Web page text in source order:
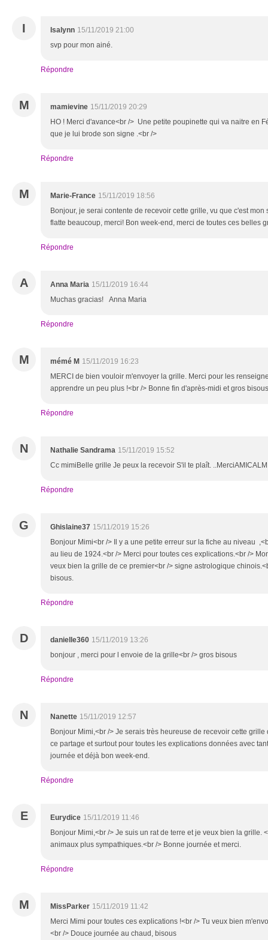
I Isalynn 15/11/2019 21:00
svp pour mon ainé.
Répondre
M mamievine 15/11/2019 20:29
HO ! Merci d'avance<br /> Une petite poupinette qui va naitre en
que je lui brode son signe .<br />
Répondre
M Marie-France 15/11/2019 18:56
Bonjour, je serai contente de recevoir cette grille, vu que c'est
flatte beaucoup, merci! Bon week-end, merci de toutes ces belles
Répondre
A Anna Maria 15/11/2019 16:44
Muchas gracias! Anna Maria
Répondre
M mémé M 15/11/2019 16:23
MERCI de bien vouloir m'envoyer la grille. Merci pour les
apprendre un peu plus !<br /> Bonne fin d'après-midi et gros bisous
Répondre
N Nathalie Sandrama 15/11/2019 15:52
Cc mimiBelle grille Je peux la recevoir S'il te plaît.
Répondre
G Ghislaine37 15/11/2019 15:26
Bonjour Mimi<br /> Il y a une petite erreur sur la fiche au niveau
au lieu de 1924.<br /> Merci pour toutes ces explications.<br />
veux bien la grille de ce premier<br /> signe astrologique
bisous.
Répondre
D danielle360 15/11/2019 13:26
bonjour , merci pour l envoie de la grille<br /> gros bisous
Répondre
N Nanette 15/11/2019 12:57
Bonjour Mimi,<br /> Je serais très heureuse de recevoir cette
ce partage et surtout pour toutes les explications données avec
journée et déjà bon week-end.
Répondre
E Eurydice 15/11/2019 11:46
Bonjour Mimi,<br /> Je suis un rat de terre et je veux bien la grille.
animaux plus sympathiques.<br /> Bonne journée et merci.
Répondre
M MissParker 15/11/2019 11:42
Merci Mimi pour toutes ces explications !<br /> Tu veux bien
<br /> Douce journée au chaud, bisous